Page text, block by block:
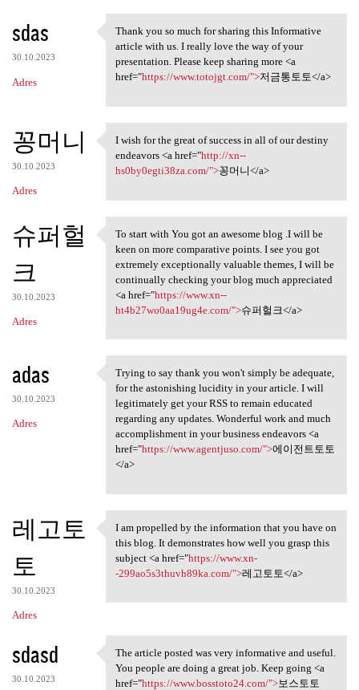
sdas
30.10.2023
Adres
Thank you so much for sharing
Thank you so much for sharing this Informative
article with us. I really love the way of your
presentation. Please keep sharing more <a
href="https://www.totojgt.com/">저금통토토</a>
꽁머니
30.10.2023
Adres
I wish for the great of
I wish for the great of success in all of our destiny
endeavors <a href="http://xn--
hs0by0egti38za.com/">꽁머니</a>
슈퍼헐
크
30.10.2023
Adres
To start with You got an
To start with You got an awesome blog .I will be
keen on more comparative points. I see you got
extremely exceptionally valuable themes, I will be
continually checking your blog much appreciated
<a href="https://www.xn--
ht4b27wo0aa19ug4e.com/">슈퍼헐크</a>
adas
30.10.2023
Adres
Trying to say thank you won't
Trying to say thank you won't simply be adequate,
for the astonishing lucidity in your article. I will
legitimately get your RSS to remain educated
regarding any updates. Wonderful work and much
accomplishment in your business endeavors <a
href="https://www.agentjuso.com/">에이전트토토
</a>
레고토
토
30.10.2023
Adres
I am propelled by the
I am propelled by the information that you have on
this blog. It demonstrates how well you grasp this
subject <a href="https://www.xn-
-299ao5s3thuvh89ka.com/">레고토토</a>
sdasd
30.10.2023
The article posted was very
The article posted was very informative and useful.
You people are doing a great job. Keep going <a
href="https://www.bosstoto24.com/">보스토토